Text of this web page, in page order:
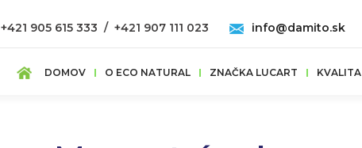
DOMOV O ECO NATURAL ZNAČKA LUCART KVALITA
+421 905 615 333 / +421 907 111 023 info@damito.sk